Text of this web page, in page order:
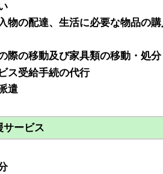
物の配達、生活に必要な物品の
際の移動及び家具類の移動・処分
ス受給手続の代行
遣
サービス